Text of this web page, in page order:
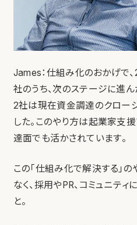
James：仕組み化のおかげで
社のうち、次のステージに進
2社は現在資金調達のクロー
した。このやり方は起業家支
達面でも活かされています。
この「仕組み化で解決する」
なく、採用やPR、コミュニテ
と。